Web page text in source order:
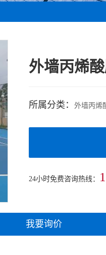
外墙丙烯
所属分类：外墙丙烯
24小时免费咨询热线：
我要询价